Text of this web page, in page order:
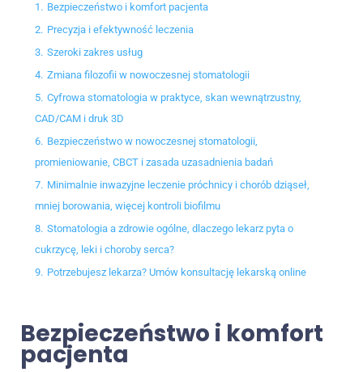
1. Bezpieczeństwo i komfort pacjenta
2. Precyzja i efektywność leczenia
3. Szeroki zakres usług
4. Zmiana filozofii w nowoczesnej stomatologii
5. Cyfrowa stomatologia w praktyce, skan wewnątrzustny,
CAD/CAM i druk 3D
6. Bezpieczeństwo w nowoczesnej stomatologii,
promieniowanie, CBCT i zasada uzasadnienia badań
7. Minimalnie inwazyjne leczenie próchnicy i chorób dziąseł,
mniej borowania, więcej kontroli biofilmu
8. Stomatologia a zdrowie ogólne, dlaczego lekarz pyta o
cukrzycę, leki i choroby serca?
9. Potrzebujesz lekarza? Umów konsultację lekarską online
Bezpieczeństwo i komfort
pacjenta